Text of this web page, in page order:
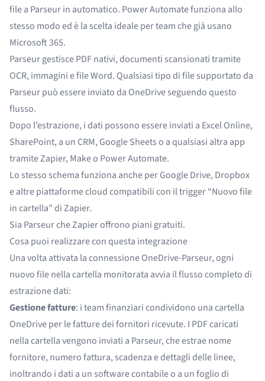
file a Parseur in automatico. Power Automate funziona allo
stesso modo ed è la scelta ideale per team che già usano
Microsoft 365.
Parseur gestisce PDF nativi, documenti scansionati tramite
OCR, immagini e file Word. Qualsiasi tipo di file supportato da
Parseur può essere inviato da OneDrive seguendo questo
flusso.
Dopo l’estrazione, i dati possono essere inviati a Excel Online,
SharePoint, a un CRM, Google Sheets o a qualsiasi altra app
tramite Zapier, Make o Power Automate.
Lo stesso schema funziona anche perGoogle Drive, Dropbox
e altre piattaforme cloud compatibili con il trigger “Nuovo file
in cartella” di Zapier.
Sia Parseur che Zapier offrono piani gratuiti.
Cosa puoi realizzare con questa integrazione
Una volta attivata la connessione OneDrive-Parseur, ogni
nuovo file nella cartella monitorata avvia il flusso completo di
estrazione dati:
Gestione fatture: i team finanziari condividono una cartella
OneDrive per le fatture dei fornitori ricevute. I PDF caricati
nella cartella vengono inviati a Parseur, che estrae nome
fornitore, numero fattura, scadenza e dettagli delle linee,
inoltrando i dati a un software contabile o a un foglio di